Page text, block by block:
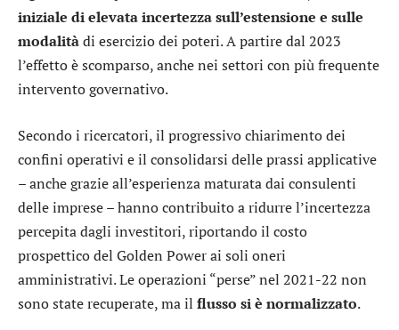
iniziale di elevata incertezza sull’estensione e sulle
modalitàdi esercizio dei poteri. A partire dal 2023
l’effetto è scomparso, anche nei settori con più frequente
intervento governativo.
Secondo i ricercatori, il progressivo chiarimento dei
confini operativi e il consolidarsi delle prassi applicative
– anche grazie all’esperienza maturata dai consulenti
delle imprese – hanno contribuito a ridurre l’incertezza
percepita dagli investitori, riportando il costo
prospettico del Golden Power ai soli oneri
amministrativi. Le operazioni “perse” nel 2021-22 non
sono state recuperate, ma il flusso si è normalizzato.